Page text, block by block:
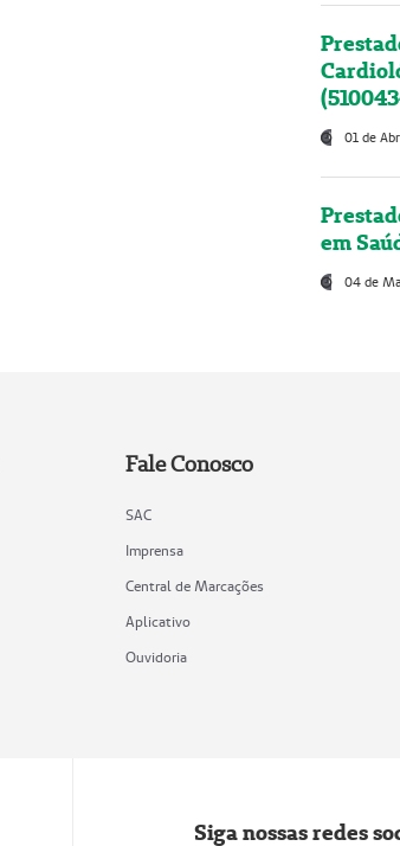
01 de
em
04 de
Fale Conosco
SAC
Imprensa
Central de Marcações
Aplicativo
Ouvidoria
Siga nossas redes